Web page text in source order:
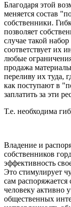
Благодаря этой
меняется состав
собственники.
позволяет
случае такой
соответствует их
любые
продажа
переливу их туда,
как поступают в
заплатить за эти
Т.е. необходима
Владение и
собственников
эффективность
Это стимулирует
сам распоряжается
человеку активно
общественных